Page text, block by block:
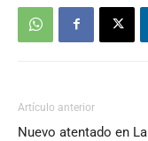
Artículo anterior
Nuevo atentado en La